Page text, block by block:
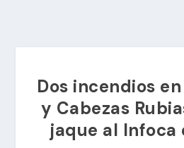
Dos incendios
y Cabezas
jaque al Infoca